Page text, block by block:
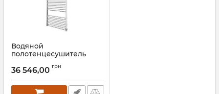
Водяной
полотенцесушитель
1500х630/600 золото
Артикул:1.7.044548.P-G
36 546,00 грн